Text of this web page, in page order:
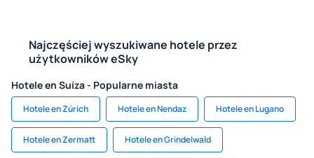
Najczęściej wyszukiwane hotele przez
użytkowników eSky
Hotele en Suiza - Popularne miasta
Hotele en Zúrich Hotele en Nendaz Hotele en Lugano
Hotele en Zermatt Hotele en Grindelwald